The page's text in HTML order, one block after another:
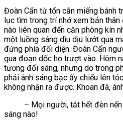
Đoàn Cẩn từ tốn cắn miếng bánh
lục tìm trong trí nhớ xem bản
nào liên quan đến căn phòng kín
một luồng sáng dìu dịu lướt qua
đứng phía đối diện. Đoàn Cẩn
qua đoạn dốc họ trượt vào. Hôm
tương đối sáng, nhưng do trong
phải ánh sáng bạc ấy chiếu lên
không nhận ra được. Khoan đã,
– Mọi người, tắt hết đèn nến
sáng nào!